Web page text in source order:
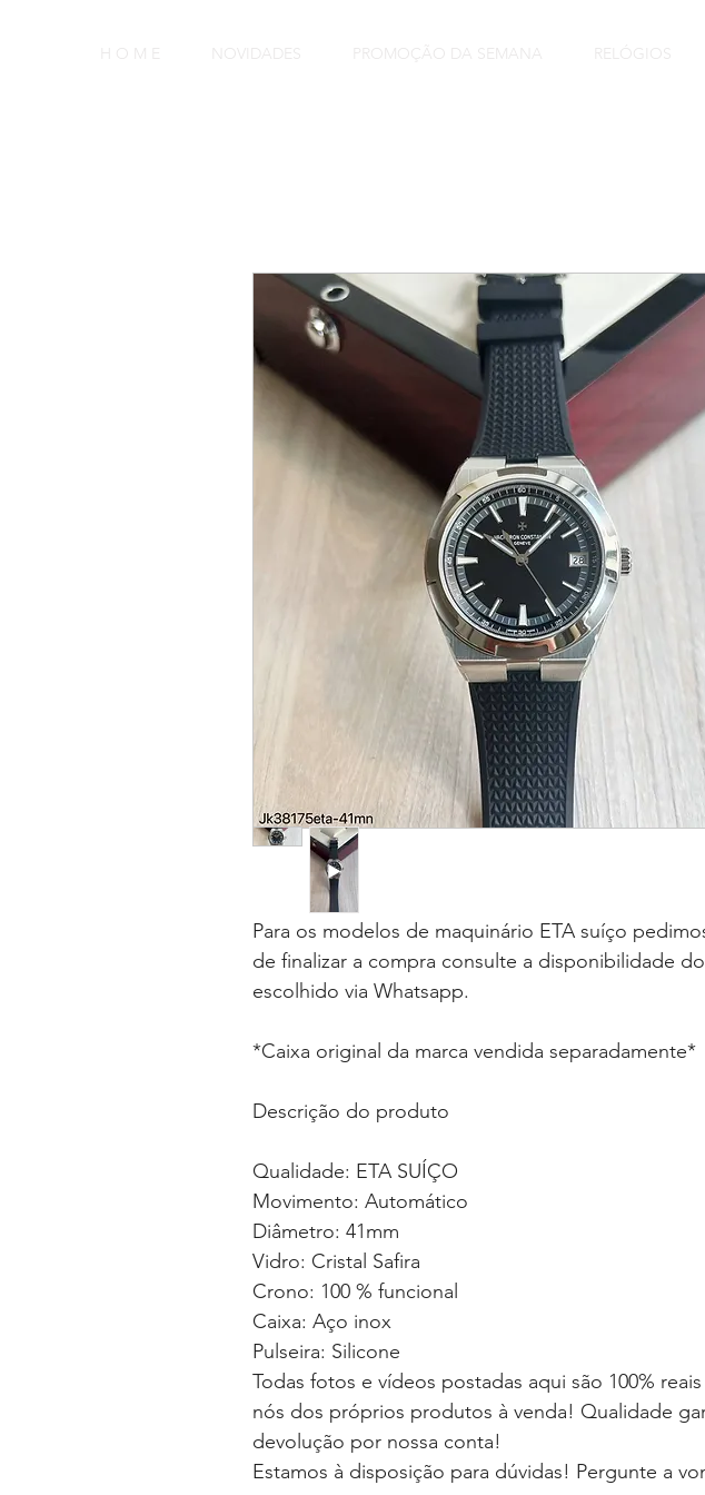
H O M E PROMOÇÃO DA SEMANA RELÓGIOS
Para os modelos de maquinário ETA suíço
de finalizar a compra consulte a disponibilidade
escolhido via Whatsapp.
*Caixa original da marca vendida separadamente*
Descrição do produto
Qualidade: ETA SUÍÇO
Movimento: Automático
Diâmetro: 41mm
Vidro: Cristal Safira
Crono: 100 % funcional
Caixa: Aço inox
Pulseira: Silicone
Todas fotos e vídeos postadas aqui são 100%
nós dos próprios produtos à venda! Qualidade
devolução por nossa conta!
Estamos à disposição para dúvidas! Pergunte a